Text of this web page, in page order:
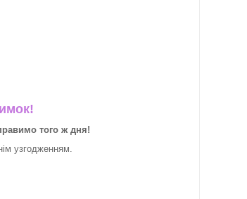
того ж дня!
узгодженням.